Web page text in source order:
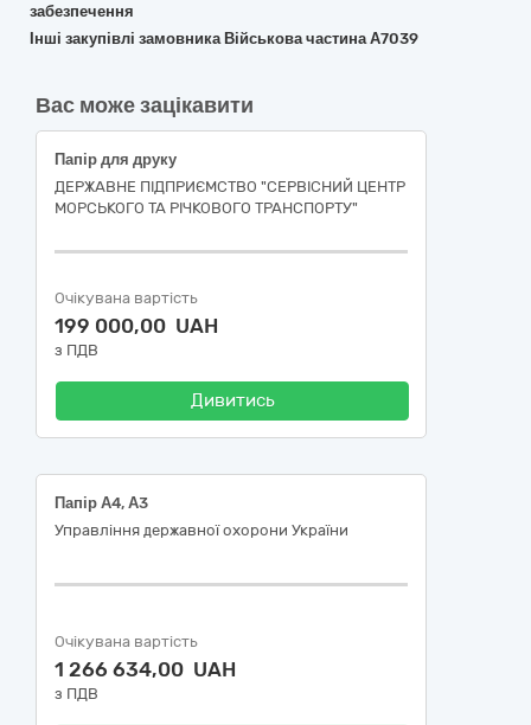
забезпечення
Інші закупівлі замовника Військова частина А7039
Вас може зацікавити
Папір для друку
ДЕРЖАВНЕ ПІДПРИЄМСТВО "СЕРВІСНИЙ ЦЕНТР
МОРСЬКОГО ТА РІЧКОВОГО ТРАНСПОРТУ"
Очікувана вартість
199 000,00 UAH
з ПДВ
Дивитись
Папір А4, А3
Управління державної охорони України
Очікувана вартість
1 266 634,00 UAH
з ПДВ